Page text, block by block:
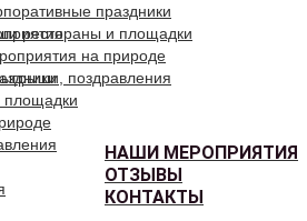
праздники
рестораны и площадки
на природе
поздравления
НАШИ МЕРОПРИЯТИЯ
ОТЗЫВЫ
КОНТАКТЫ